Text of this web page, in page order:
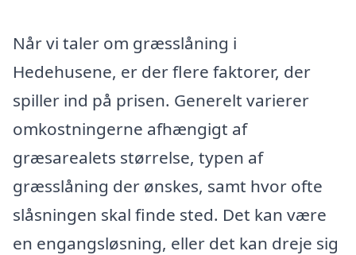
Når vi taler om græsslåning i
Hedehusene, er der flere faktorer, der
spiller ind på prisen. Generelt varierer
omkostningerne afhængigt af
græsarealets størrelse, typen af
græsslåning der ønskes, samt hvor ofte
slåsningen skal finde sted. Det kan være
en engangsløsning, eller det kan dreje sig